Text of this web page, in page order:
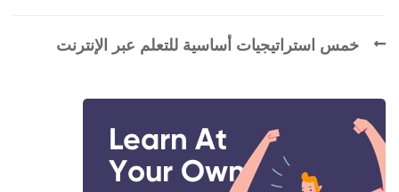
خمس استراتيجيات أساسية للتعلم عبر الإنترنت